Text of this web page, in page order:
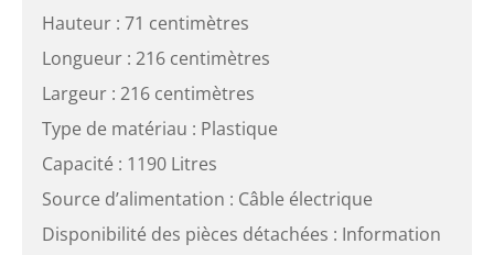
Hauteur : 71 centimètres
Longueur : 216 centimètres
Largeur : 216 centimètres
Type de matériau : Plastique
Capacité : 1190 Litres
Source d’alimentation : Câble électrique
Disponibilité des pièces détachées : Information